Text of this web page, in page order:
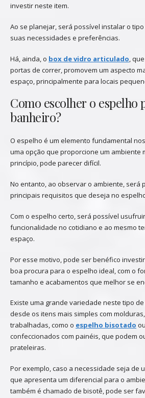
investir neste item.
Ao se planejar, será possível instalar o
suas necessidades e preferências.
Há, ainda, o box de vidro articulado,
portas de correr, promovem um aspecto
espaço, principalmente para locais
Como escolher o espelho
banheiro?
O espelho é um elemento fundamental
uma opção que proporcione um ambiente
princípio, pode parecer difícil.
No entanto, ao observar o ambiente, será
principais requisitos que deseja no
Com o espelho certo, será possível
funcionalidade no cotidiano e ao mesmo
espaço.
Por esse motivo, pode ser benéfico
boa procura para o espelho ideal, com o
tamanho e acabamentos que melhor se
Existe uma grande variedade neste tipo
desde os itens mais simples com
trabalhadas, como o espelho bisotado
confeccionados com painéis, que podem
prateleiras.
Por exemplo, caso a necessidade seja de
que apresenta um diferencial para o
também é chamado de bisotê, pode ser